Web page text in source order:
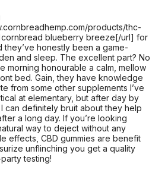
products/thc-
blueberry breeze[/url] for
they’ve honestly been a game-
and sleep. The excellent part? No
morning honourable a calm, mellow
bed. Gain, they have knowledge
from some other supplements I’ve
at elementary, but after day by
can definitely bruit about they help
a long day. If you’re looking
way to deject without any
effects, CBD gummies are benefit
unflinching you get a quality
testing!